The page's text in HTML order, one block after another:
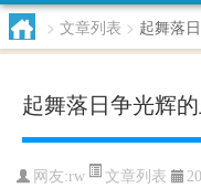
> 文章列表 > 起舞落
起舞落日争光辉
网友:rw 文章列表